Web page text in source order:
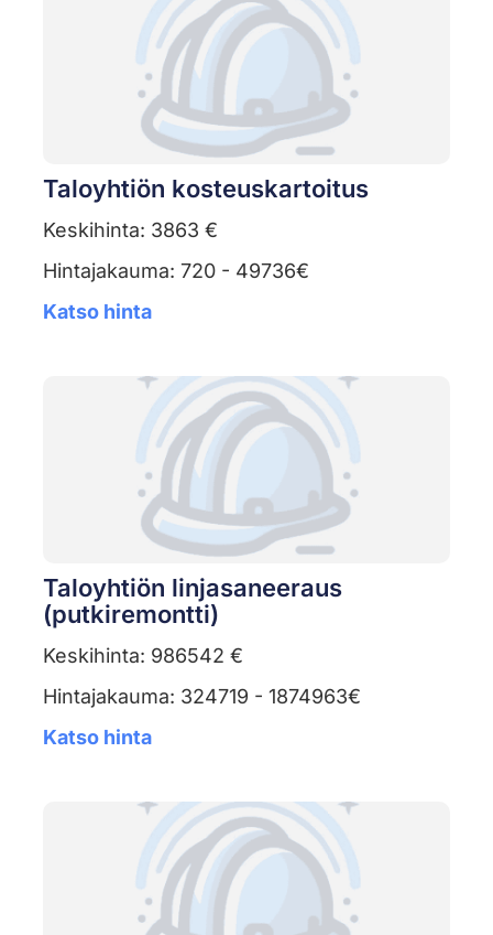
Taloyhtiön kosteuskartoitus
Keskihinta: 3863 €
Hintajakauma: 720 - 49736€
Katso hinta
Taloyhtiön linjasaneeraus
(putkiremontti)
Keskihinta: 986542 €
Hintajakauma: 324719 - 1874963€
Katso hinta